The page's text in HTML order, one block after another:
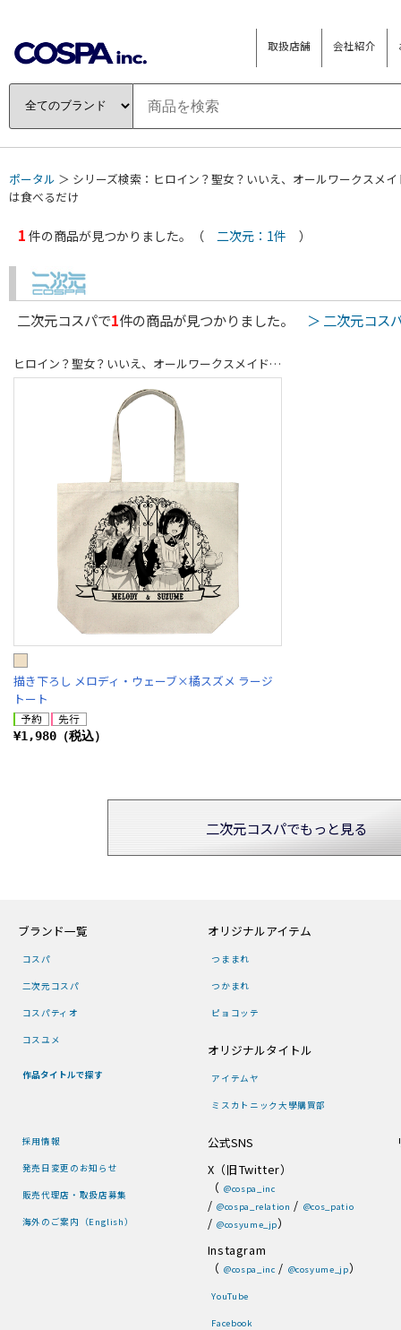
取扱店舗 会社紹介
ポータル ＞ シリーズ検索：ヒロイン？聖女？いいえ、オールワークスメ
は食べるだけ
1 件の商品が見つかりました。（ 二次元：1件 ）
二次元コスパで1件の商品が見つかりました。 ＞ 二次元コス
ヒロイン？聖女？いいえ、オールワークスメイドです（誇）！ × メイドさんは食べるだけ
描き下ろし メロディ・ウェーブ×橘スズメ ラージ
トート
¥1,980（税込）
二次元コスパでもっと見る
ブランド一覧
コスパ
二次元コスパ
コスパティオ
コスユメ
作品タイトルで探す
オリジナルアイテム
つままれ
つかまれ
ピョコッテ
オリジナルタイトル
アイテムヤ
ミスカトニック大學購買部
採用情報
発売日変更のお知らせ
販売代理店・取扱店募集
海外のご案内（English）
公式SNS
X（旧Twitter）
（ @cospa_inc
/ @cospa_relation / @cos_patio
/ @cosyume_jp）
Instagram
（ @cospa_inc / @cosyume_jp）
YouTube
Facebook